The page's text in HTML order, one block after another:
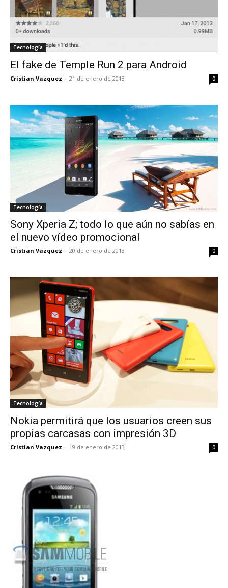
Tecnología
El fake de Temple Run 2 para Android
Cristian Vazquez - 21 de enero de 2013 0
Tecnología
Sony Xperia Z; todo lo que aún no sabías en
el nuevo vídeo promocional
Cristian Vazquez - 20 de enero de 2013 0
Tecnología
Nokia permitirá que los usuarios creen sus
propias carcasas con impresión 3D
Cristian Vazquez - 19 de enero de 2013 0